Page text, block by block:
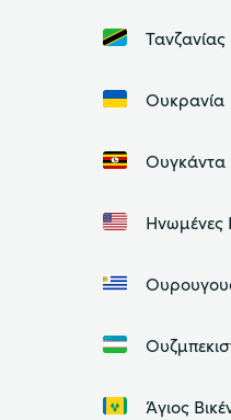
Τανζανίας
Ουκρανία
Ουγκάντα
Ηνωμένες
Άγιος